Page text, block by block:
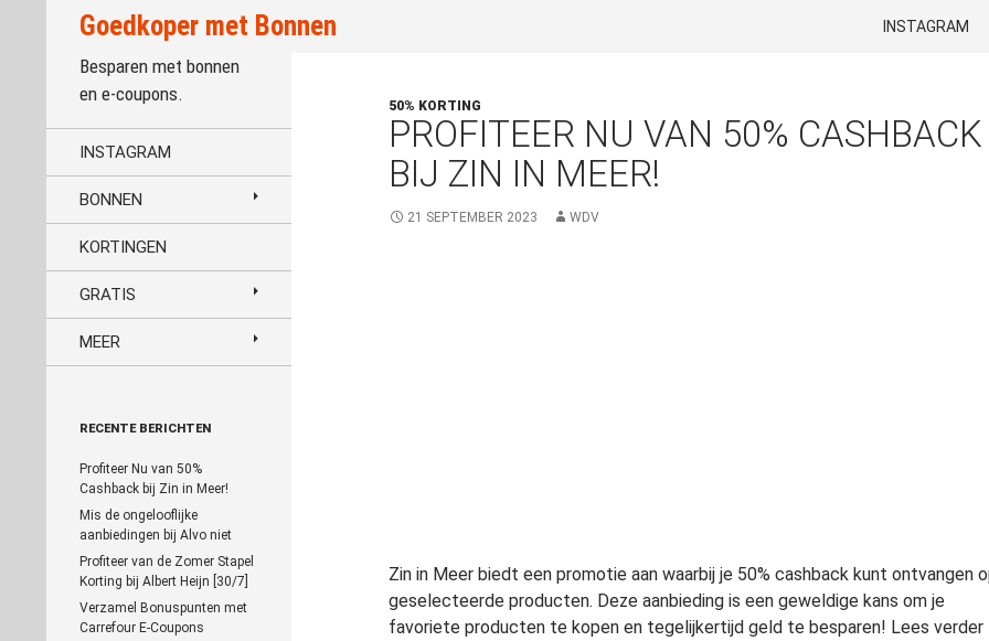
Goedkoper met Bonnen
Zoeken
INSTAGRAM
50% KORTING
PROFITEER NU VAN 50% CASHBACK
BIJ ZIN IN MEER!
21 SEPTEMBER 2023 WDV
Zin in Meer biedt een promotie aan waarbij je 50% cashback kunt ontvangen
geselecteerde producten. Deze aanbieding is een geweldige kans om je
favoriete producten te kopen en tegelijkertijd geld te besparen! Lees verder
Besparen met bonnen
en e-coupons.
INSTAGRAM
BONNEN
KORTINGEN
GRATIS
MEER
RECENTE BERICHTEN
Profiteer Nu van 50%
Cashback bij Zin in Meer!
Mis de ongelooflijke
aanbiedingen bij Alvo niet
Profiteer van de Zomer Stapel
Korting bij Albert Heijn [30/7]
Verzamel Bonuspunten met
Carrefour E-Coupons